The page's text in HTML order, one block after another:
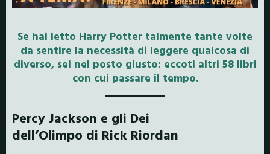
Se hai letto Harry Potter talmente tante volte
da sentire la necessità di leggere qualcosa di
diverso, sei nel posto giusto: eccoti altri 58 libri
con cui passare il tempo.
Percy Jackson e gli Dei
dell’Olimpo di Rick Riordan